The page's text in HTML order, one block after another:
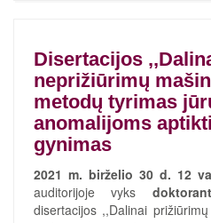
Disertacijos
neprižiūrimų
metodų tyrimas
anomalijoms
gynimas
2021 m. birželio 30 d. 12
auditorijoje vyks
disertacijos ,,Dalinai